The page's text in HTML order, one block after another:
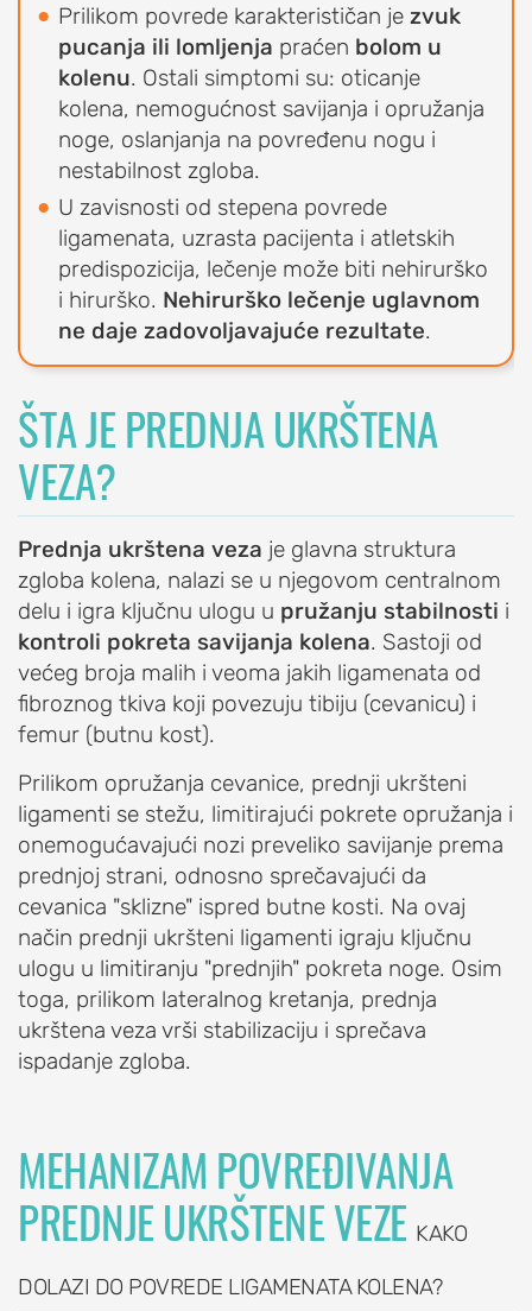
EDUCATION
O
udruženju
OrthoExpert
Education
AKTIVNOSTI
Novosti
obaveštenja
Drugi
o
RAME
POVREDE
I
OBOLJENJA
RAMENA
Sindrom
bolnog
ramena
(impindžment,
burzitis)
Smrznuto
rame
(ukočeno
rame,
adhezivni
kapsulitis)
Nestabilnost
ramena
(iščašenje
ramena
Raskid
tetive
manžetne
Prilikom povrede karakterističan je zvuk
pucanja ili lomljenja praćen bolom u
kolenu. Ostali simptomi su: oticanje
kolena, nemogućnost savijanja i opružanja
noge, oslanjanja na povređenu nogu i
nestabilnost zgloba.
U zavisnosti od stepena povrede
ligamenata, uzrasta pacijenta i atletskih
predispozicija, lečenje može biti nehirurško
i hirurško. Nehirurško lečenje uglavnom
ne daje zadovoljavajuće rezultate.
ŠTA JE PREDNJA UKRŠTENA
VEZA?
Prednja ukrštena veza je glavna struktura
zgloba kolena, nalazi se u njegovom centralnom
delu i igra ključnu ulogu u pružanju stabilnosti i
kontroli pokreta savijanja kolena. Sastoji od
većeg broja malih i veoma jakih ligamenata od
fibroznog tkiva koji povezuju tibiju (cevanicu) i
femur (butnu kost).
Prilikom opružanja cevanice, prednji ukršteni
ligamenti se stežu, limitirajući pokrete opružanja i
onemogućavajući nozi preveliko savijanje prema
prednjoj strani, odnosno sprečavajući da
cevanica "sklizne" ispred butne kosti. Na ovaj
način prednji ukršteni ligamenti igraju ključnu
ulogu u limitiranju "prednjih" pokreta noge. Osim
toga, prilikom lateralnog kretanja, prednja
ukrštena veza vrši stabilizaciju i sprečava
ispadanje zgloba.
MEHANIZAM POVREĐIVANJA
PREDNJE UKRŠTENE VEZE KAKO
DOLAZI DO POVREDE LIGAMENATA KOLENA?